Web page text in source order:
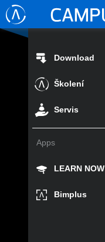
Download
Školení
Servis
Apps
LEARN NOW
Bimplus